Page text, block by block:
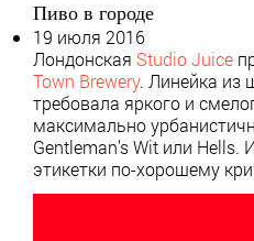
Пиво в городе
19 июля 2016
Лондонская Studio Juice
Town Brewery. Линейка из
требовала яркого и
максимально
Gentleman’s Wit или
этикетки по-хорошему